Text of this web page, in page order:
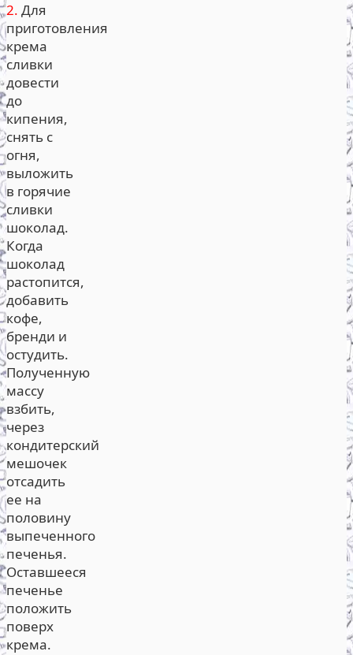
2. Для
приготовления
крема
сливки
довести
до
кипения,
снять с
огня,
выложить
в горячие
сливки
шоколад.
Когда
шоколад
растопится,
добавить
кофе,
бренди и
остудить.
Полученную
массу
взбить,
через
кондитерский
мешочек
отсадить
ее на
половину
выпеченного
печенья.
Оставшееся
печенье
положить
поверх
крема.